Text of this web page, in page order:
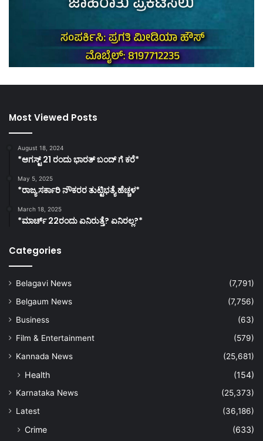
Most Viewed Posts
August 18, 2024
*ಆಗಸ್ಟ್ 21 ರಂದು ಭಾರತ್‌ ಬಂದ್‌ ಗೆ ಕರೆ*
May 5, 2025
*ರಾಜ್ಯ ಸರ್ಕಾರಿ ನೌಕರರ ತುಟ್ಟಿಭತ್ಯೆ ಹೆಚ್ಚಳ*
March 18, 2025
*ಮಾರ್ಚ್ 22ರಂದು ಏನಿರುತ್ತೆ? ಏನಿರಲ್ಲ?*
Categories
Belagavi News
(7,791)
Belgaum News
(7,756)
Business
(63)
Film & Entertainment
(579)
Kannada News
(25,681)
Health (154)
Karnataka News
(25,373)
Latest
(36,186)
Crime
(633)